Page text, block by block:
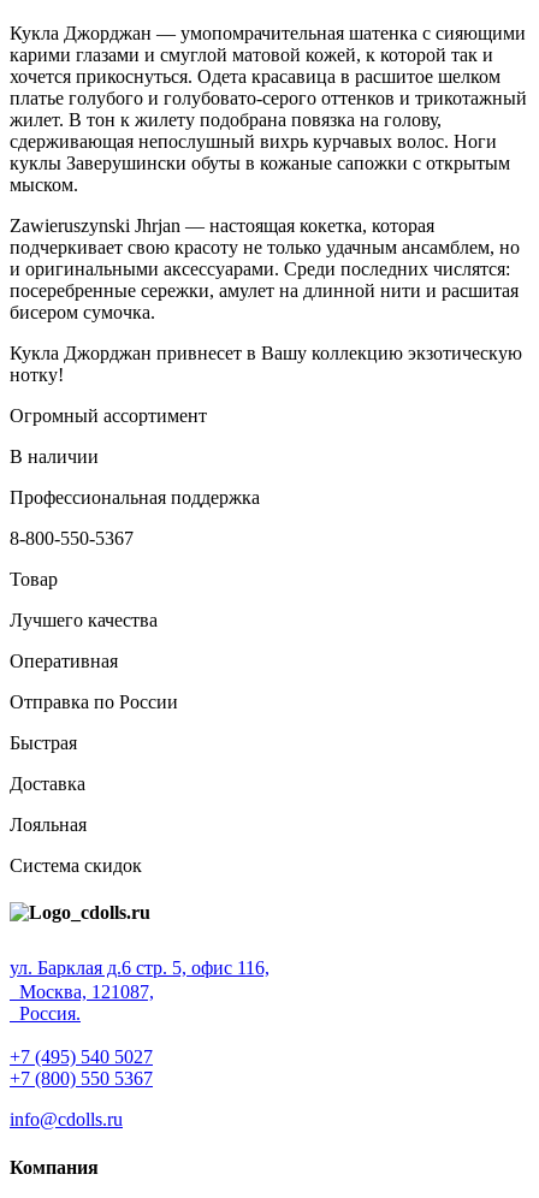
Кукла Джорджан — умопомрачительная шатенка с сияющими
карими глазами и смуглой матовой кожей, к которой так и
хочется прикоснуться. Одета красавица в расшитое шелком
платье голубого и голубовато-серого оттенков и трикотажный
жилет. В тон к жилету подобрана повязка на голову,
сдерживающая непослушный вихрь курчавых волос. Ноги
куклы Заверушински обуты в кожаные сапожки с открытым
мыском.
Zawieruszynski Jhrjan — настоящая кокетка, которая
подчеркивает свою красоту не только удачным ансамблем, но
и оригинальными аксессуарами. Среди последних числятся:
посеребренные сережки, амулет на длинной нити и расшитая
бисером сумочка.
Кукла Джорджан привнесет в Вашу коллекцию экзотическую
нотку!
Огромный ассортимент
В наличии
Профессиональная поддержка
8-800-550-5367
Товар
Лучшего качества
Оперативная
Отправка по России
Быстрая
Доставка
Лояльная
Система скидок
ул. Барклая д.6 стр. 5, офис 116,
Москва, 121087,
Россия.
+7 (495) 540 5027
+7 (800) 550 5367
info@cdolls.ru
Компания